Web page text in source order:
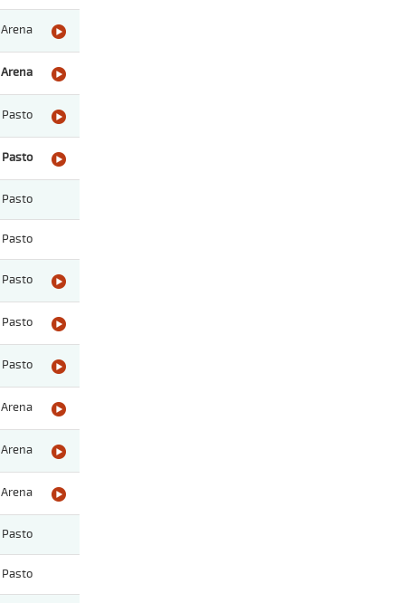
Arena
Arena
Pasto
Pasto
Pasto
Pasto
Pasto
Pasto
Pasto
Arena
Arena
Arena
Pasto
Pasto